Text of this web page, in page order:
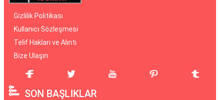
Gizlilik Politikası
Kullanıcı Sözleşmesi
Telif Hakları ve Alıntı
Bize Ulaşın
SON BAŞLIKLAR